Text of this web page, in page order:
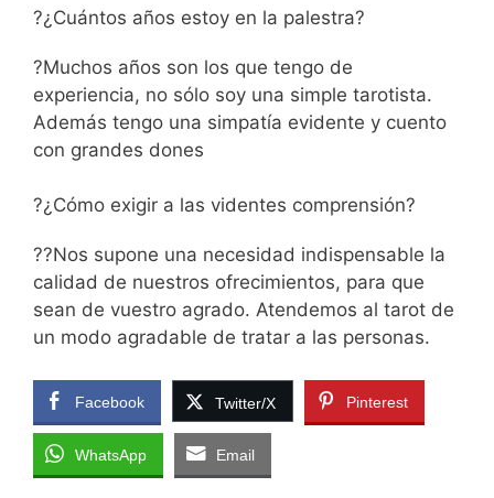
?¿Cuántos años estoy en la palestra?
?Muchos años son los que tengo de
experiencia, no sólo soy una simple tarotista.
Además tengo una simpatía evidente y cuento
con grandes dones
?¿Cómo exigir a las videntes comprensión?
?‍?Nos supone una necesidad indispensable la
calidad de nuestros ofrecimientos, para que
sean de vuestro agrado. Atendemos al tarot de
un modo agradable de tratar a las personas.
Facebook Twitter/X Pinterest
WhatsApp Email